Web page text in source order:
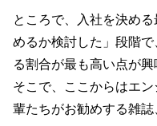
ところで、入社を決め
めるか検討した」段階
る割合が最も高い点が
そこで、ここからはエ
輩たちがお勧めする雑誌